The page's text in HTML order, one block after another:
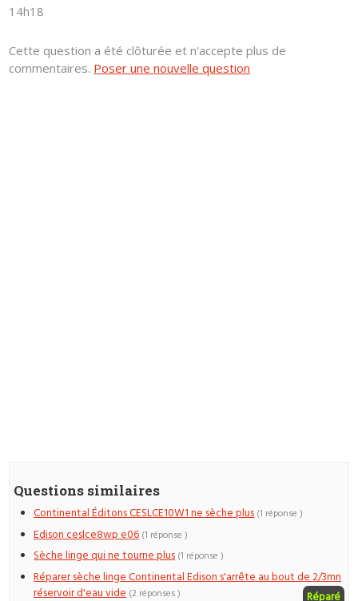
14h18
Cette question a été clôturée et n'accepte plus de
commentaires. Poser une nouvelle question
Questions similaires
Continental Éditons CESLCE10W1 ne sèche plus (1 réponse )
Edison ceslce8wp e06 (1 réponse )
Sèche linge qui ne tourne plus (1 réponse )
Réparer sèche linge Continental Edison s'arrête au bout de 2/3mn
réservoir d'eau vide
Réparé
(2 réponses )